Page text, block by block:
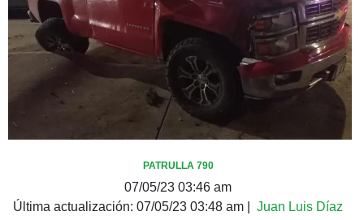
PATRULLA 790
07/05/23 03:46 am
Última actualización: 07/05/23 03:48 am Juan Luis Díaz